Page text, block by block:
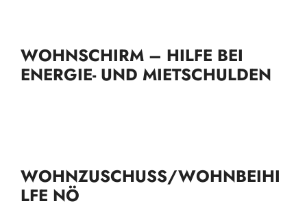
WOHNSCHIRM – HILFE BEI
ENERGIE- UND MIETSCHULDEN
WOHNZUSCHUSS/WOHNBEIHI
LFE NÖ